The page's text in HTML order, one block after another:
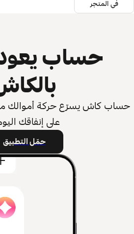
في المتجر
حساب
حساب كاش يسرّع حركة أموالك
على إنفاقك
حمّل التطبيق